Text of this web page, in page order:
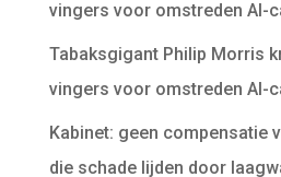
vingers voor omstreden AI-
Tabaksgigant Philip Morris
vingers voor omstreden AI-
Kabinet: geen compensatie
die schade lijden door